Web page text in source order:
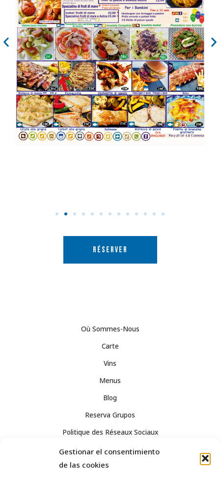
Gestionar el consentimiento
de las cookies
RÉSERVER
Où Sommes-Nous
Carte
Vins
Menus
Blog
Reserva Grupos
Politique des Réseaux Sociaux
Avis Légal
Confidentialité